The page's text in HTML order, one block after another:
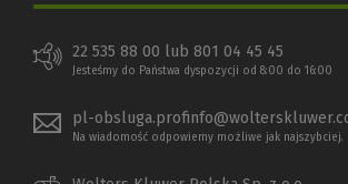
22 535 88 00 lub 801 04 45 45
Jesteśmy do Państwa dyspozycji od 8:00 do 16:00
pl-
Na wiadomość odpowiemy możliwe jak najszybciej.